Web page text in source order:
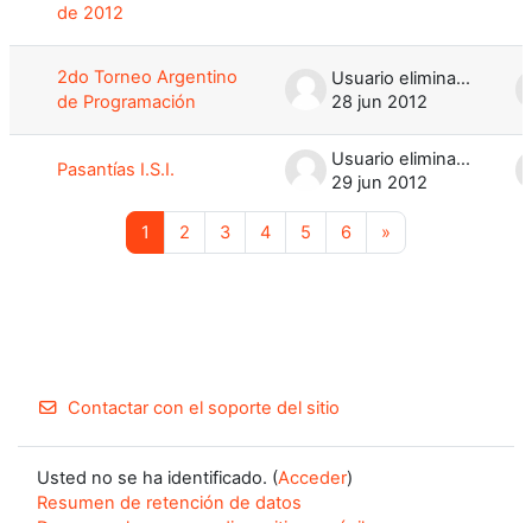
de 2012
2do Torneo Argentino
de Programación
Usuario eliminado
28 jun 2012
Pasantías I.S.I.
Usuario eliminado
29 jun 2012
1 Página 1
2 Página 2
3Página 3
4Página 4
5 Página 5
6Página 6
»
Contactar con el soporte del sitio
Usted no se ha identificado. (Acceder)
Resumen de retención de datos